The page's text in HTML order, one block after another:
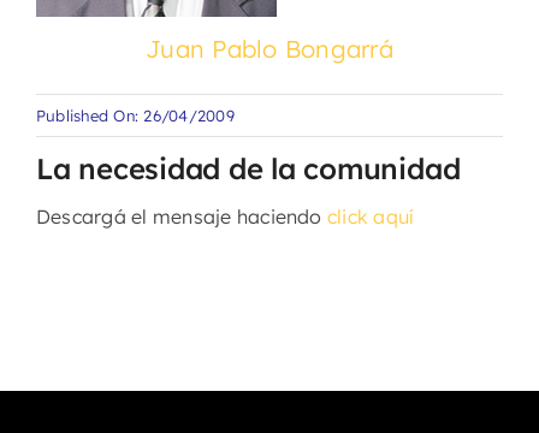
Juan Pablo Bongarrá
Published On: 26/04/2009
La necesidad de la comunidad
Descargá el mensaje haciendo click aquí